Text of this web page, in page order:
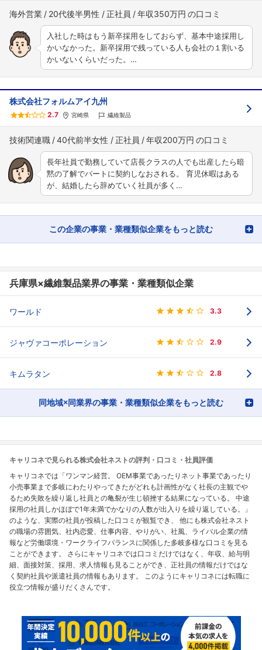
海外営業 20代後半男性 正社員 年収350万円
入社した時はもう新卒採用をしておらず、基本中途採用し
かいなかった。新卒採用で残っている人も会社の１割いる
かいないくらいだった。…
株式会社フォルムアイ九州
2.7 宮崎県 繊維製品
技術関連職 40代前半女性 正社員 年収200万円
長年社員で勤務していて店長クラスの人でも出産したら暗
黙の了解でパートに契約しなおされる。 育児休暇はある
が、結婚したら辞めていく社員が多く…
この企業の事業・業種類似企業をもっと読む
兵庫県×繊維製品業界の事業・業種類似企業
ワールド 3.3
ジャヴァコーポレーション 2.9
キムラタン 2.8
同地域×同業界の事業・業種類似企業をもっと読む
キャリコネで見られる株式会社ネストの評判・口コミ・社員評価
キャリコネでは「ワンマン経営。 OEM事業であったりネット事業であったり
小売事業まで多岐にわたりやってきたがどれも計画性がなく社長の主観でや
るため失敗を繰り返し社員との亀裂が生じ頓挫する結果になっている。 中途
採用の社員しかほぼで1年未満でかなりの人数が出入りを繰り返している。」
のような、実際の社員が投稿した口コミが観覧でき、 他にも株式会社ネスト
の職場の雰囲気、社内恋愛、仕事内容、やりがい、社風、ライバル企業の情
報など労働環境・ワークライフバランスに関係した多岐多様な口コミを見る
ことができます。 さらにキャリコネでは口コミだけではなく、年収、給与明
細、面接対策、採用、求人情報も見ることができ、正社員の情報だけではな
く契約社員や派遣社員の情報もあります。 このようにキャリコネには転職に
役立つ情報が盛りだくさんです。